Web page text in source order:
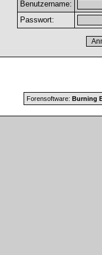
Benutzername:
Passwort:
Forensoftware: Burning